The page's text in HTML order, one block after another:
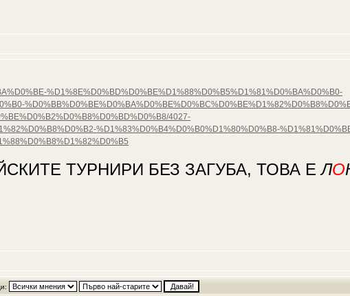
%D1%8E%D0%BD%D0%BE%D1%88%D0%B5%D1%81%D0%BA%D0%B0-
4027-
%D1%83%D0%B4%D0%B0%D1%80%D0%B8-
ТУРНИРИ БЕЗ ЗАГУБА, ТОВА ЕЛО